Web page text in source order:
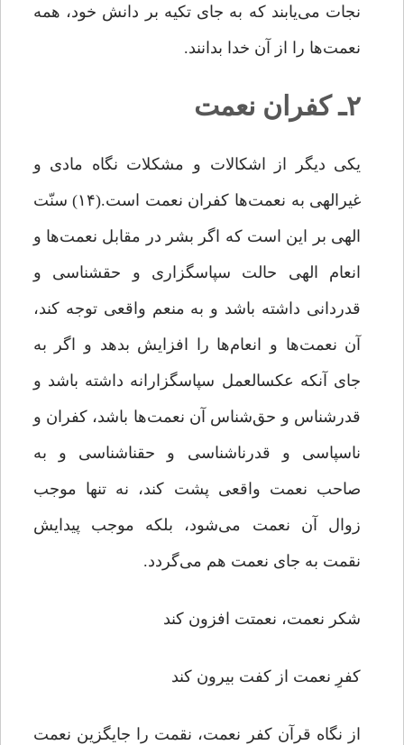
نجات می‌یابند که به جای تکیه بر دانش خود، همه
نعمت‌ها را از آن خدا بدانند.
۲ـ کفران نعمت
یکی دیگر از اشکالات و مشکلات نگاه مادی و
غیرالهی به نعمت‌ها کفران نعمت است.(۱۴) سنّت
الهى بر این است که اگر بشر در مقابل نعمت‌ها و
انعام‌ الهى حالت سپاسگزارى و حق‏شناسى و
قدردانى داشته باشد و به منعم واقعی توجه کند،
آن نعمت‌ها و انعام‌ها را افزایش بدهد و اگر به
جاى آنکه عکس‏العمل سپاسگزارانه داشته باشد و
قدرشناس و حق‌شناس آن نعمت‌ها باشد، کفران و
ناسپاسى و قدرناشناسى و حق‏ناشناسى و به
صاحب نعمت واقعی پشت کند، نه تنها موجب
زوال آن نعمت می‌شود، بلکه موجب پیدایش
نقمت به جاى نعمت هم می‌گردد.
شکر نعمت، نعمتت افزون کند
کفرِ نعمت از کفت بیرون کند
از نگاه قرآن کفر نعمت، نقمت را جایگزین نعمت